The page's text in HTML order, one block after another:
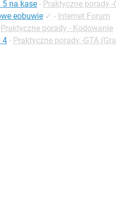
5 na kase - Praktyczne porady -
eobuwie ✓ - Internet Forum
Praktyczne porady - Kodowanie
4 - Praktyczne porady -GTA